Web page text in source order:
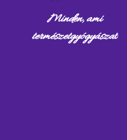
Minden, ami
természetgyógyászat